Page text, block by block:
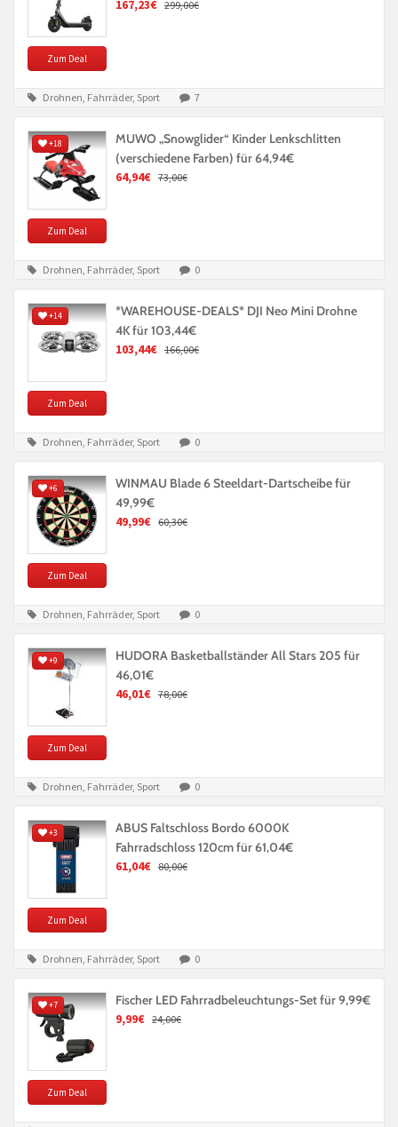
Zum Deal
167,23€ 299,00€
Drohnen, Fahrräder, Sport 7
+18
Zum Deal
MUWO „Snowglider“ Kinder Lenkschlitten
(verschiedene Farben) für 64,94€
64,94€ 73,00€
Drohnen, Fahrräder, Sport 0
+14
Zum Deal
*WAREHOUSE-DEALS* DJI Neo Mini Drohne
4K für 103,44€
103,44€ 166,00€
Drohnen, Fahrräder, Sport 0
+6
Zum Deal
WINMAU Blade 6 Steeldart-Dartscheibe für
49,99€
49,99€ 60,30€
Drohnen, Fahrräder, Sport 0
+9
Zum Deal
HUDORA Basketballständer All Stars 205 für
46,01€
46,01€ 78,00€
Drohnen, Fahrräder, Sport 0
+3
Zum Deal
ABUS Faltschloss Bordo 6000K
Fahrradschloss 120cm für 61,04€
61,04€ 80,00€
Drohnen, Fahrräder, Sport 0
+7
Zum Deal
Fischer LED Fahrradbeleuchtungs-Set für 9,99€
9,99€ 24,00€